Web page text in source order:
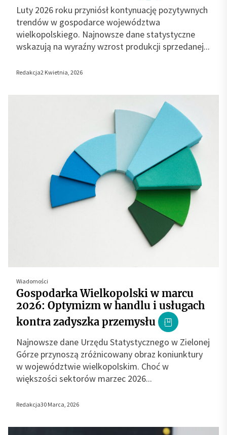
Luty 2026 roku przyniósł kontynuację pozytywnych
trendów w gospodarce województwa
wielkopolskiego. Najnowsze dane statystyczne
wskazują na wyraźny wzrost produkcji sprzedanej...
Redakcja2 Kwietnia, 2026
Wiadomości
Gospodarka Wielkopolski w marcu
2026: Optymizm w handlu i usługach
kontra zadyszka przemysłu
Najnowsze dane Urzędu Statystycznego w Zielonej
Górze przynoszą zróżnicowany obraz koniunktury
w województwie wielkopolskim. Choć w
większości sektorów marzec 2026...
Redakcja30 Marca, 2026